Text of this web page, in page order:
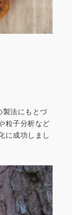
製法にもとづ
粒子分析など
に成功しまし